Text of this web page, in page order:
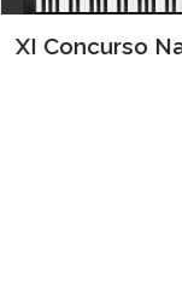
XI Concurso